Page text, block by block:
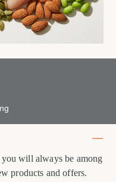
you will always be among
products and offers.